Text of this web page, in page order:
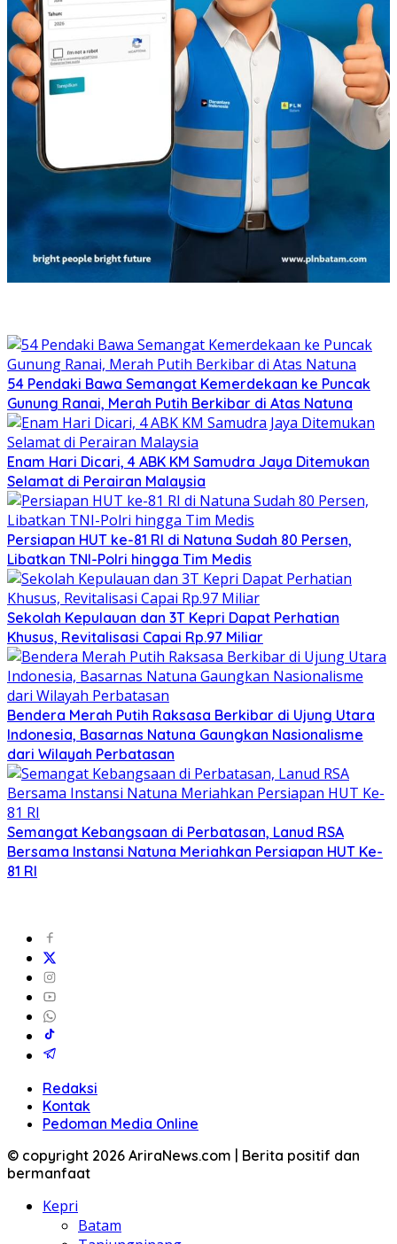
54 Pendaki Bawa Semangat Kemerdekaan ke Puncak
Gunung Ranai, Merah Putih Berkibar di Atas Natuna
Enam Hari Dicari, 4 ABK KM Samudra Jaya Ditemukan
Selamat di Perairan Malaysia
Persiapan HUT ke-81 RI di Natuna Sudah 80 Persen,
Libatkan TNI-Polri hingga Tim Medis
Sekolah Kepulauan dan 3T Kepri Dapat Perhatian
Khusus, Revitalisasi Capai Rp.97 Miliar
Bendera Merah Putih Raksasa Berkibar di Ujung Utara
Indonesia, Basarnas Natuna Gaungkan Nasionalisme
dari Wilayah Perbatasan
Semangat Kebangsaan di Perbatasan, Lanud RSA
Bersama Instansi Natuna Meriahkan Persiapan HUT Ke-
81 RI
Redaksi
Kontak
Pedoman Media Online
© copyright 2026 AriraNews.com | Berita positif dan
bermanfaat
Kepri
Batam